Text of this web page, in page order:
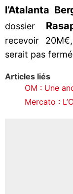
l’Atalanta
dossier
recevoir
serait pas
Articles liés
OM : Une
Mercato :